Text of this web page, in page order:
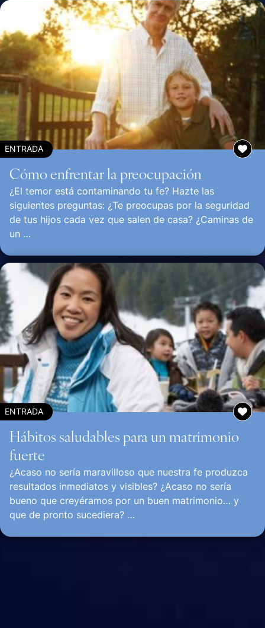
ENTRADA
Cómo enfrentar la preocupación
¿El temor está contaminando tu fe? Hazte las
siguientes preguntas: ¿Te preocupas por la seguridad
de tus hijos cada vez que salen de casa? ¿Caminas de
un …
ENTRADA
Hábitos saludables para un matrimonio
fuerte
¿Acaso no sería maravilloso que nuestra fe produzca
resultados inmediatos y visibles? ¿Acaso no sería
bueno que creyéramos por un buen matrimonio… y
que de pronto sucediera? …